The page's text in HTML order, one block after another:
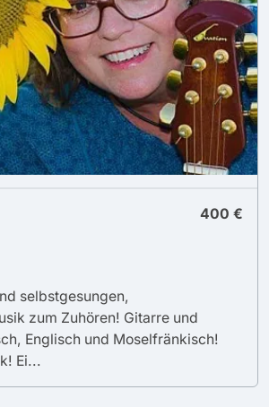
400 €
selbstgesungen,
zum Zuhören! Gitarre und
Englisch und Moselfränkisch!
Ei...